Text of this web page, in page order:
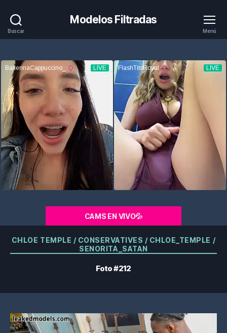
Buscar
Modelos Filtradas
Menú
CAMS EN VIVO💦
Categorías
CHLOE TEMPLE / CONSERVATIVES / CHLOE_TEMPLE /
SENORITA_SATAN
Foto #212